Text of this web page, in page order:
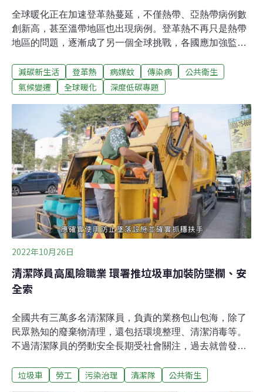
全球暖化正在加速登革熱蔓延，不僅熱帶、亞熱帶病例數
創新高，甚至溫帶地區也出現病例。登革熱不再只是熱帶
地區的問題，逐漸成了另一個全球挑戰，各國應加強監測
險。隨著夏季到來，登革熱疫情開始升溫，每年約9～10
月會達到疫情高峰。但在氣候變遷和全球暖化的影響下，
溫帶國家也難以倖免。席捲全球的「致命」登革熱登革熱
是由四種登革病毒（DENV）引發的疾病，主要是由埃及
斑蚊（Aedes aegypti）和白線斑蚊（Aedes albopictus）
叮咬後傳播。據《The Conversation》報導，這些蚊子主
要生長在熱帶和亞熱帶，但隨著氣候變遷，現在溫帶地區
也越來越普遍了。世界衛生組織（WHO）全球熱帶疾病控
制主管維拉尤丹博士（Raman Velayudhan）解釋，雖然
該疾病在熱帶和亞熱帶氣候比較常見，
減碳新生活 登革熱 病媒蚊 傳染病
公共衛生
氣候變遷
全球暖化 深度低碳專題
2022年10月26日
清潔隊員高風險職業 環署推垃圾車加裝防墜欄、安
全索
全國共有三萬多名清潔隊員，負責的業務包山包海，除了
民眾熟知的廢棄物清理，還包括環境整理、清潔消毒等。
不過清潔隊員的勞動安全長期受社會關注，過去就曾發生
爆裂、破碎的物品，也增加工作風險。環保署將每年10月
垃圾車 勞工 污染治理 清潔隊 公共衛生